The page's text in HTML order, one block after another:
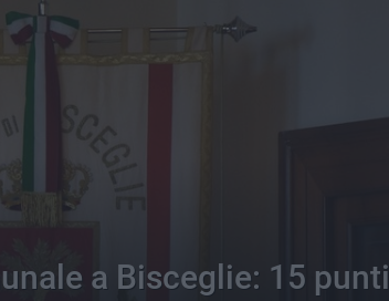
a Bisceglie: 15 punti